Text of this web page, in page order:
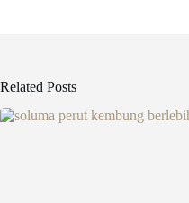
Related Posts